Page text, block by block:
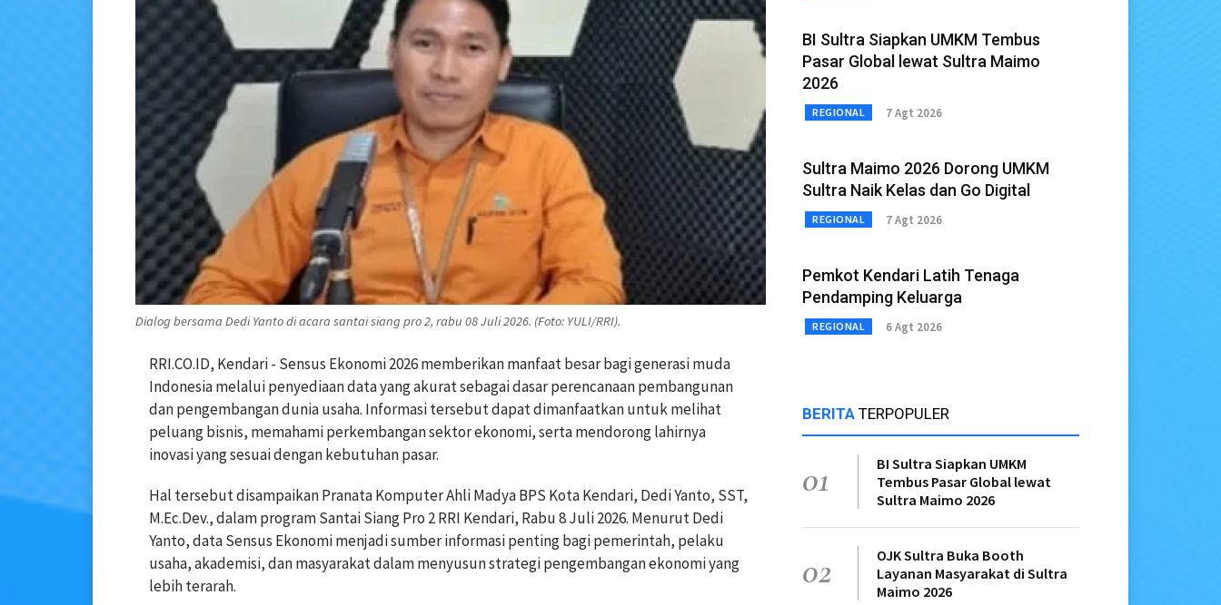
Dialog bersama Dedi Yanto di acara santai siang pro 2, rabu 08 Juli 2026. (Foto: YULI/RRI).
RRI.CO.ID, Kendari - Sensus Ekonomi 2026 memberikan manfaat besar bagi generasi muda
Indonesia melalui penyediaan data yang akurat sebagai dasar perencanaan pembangunan
dan pengembangan dunia usaha. Informasi tersebut dapat dimanfaatkan untuk melihat
peluang bisnis, memahami perkembangan sektor ekonomi, serta mendorong lahirnya
inovasi yang sesuai dengan kebutuhan pasar.
Hal tersebut disampaikan Pranata Komputer Ahli Madya BPS Kota Kendari, Dedi Yanto, SST,
M.Ec.Dev., dalam program Santai Siang Pro 2 RRI Kendari, Rabu 8 Juli 2026. Menurut Dedi
Yanto, data Sensus Ekonomi menjadi sumber informasi penting bagi pemerintah, pelaku
usaha, akademisi, dan masyarakat dalam menyusun strategi pengembangan ekonomi yang
lebih terarah.
BI Sultra Siapkan UMKM Tembus
Pasar Global lewat Sultra Maimo
2026
REGIONAL 7 Agt 2026
Sultra Maimo 2026 Dorong UMKM
Sultra Naik Kelas dan Go Digital
REGIONAL 7 Agt 2026
Pemkot Kendari Latih Tenaga
Pendamping Keluarga
REGIONAL 6 Agt 2026
BERITA TERPOPULER
01
BI Sultra Siapkan UMKM
Tembus Pasar Global lewat
Sultra Maimo 2026
02
OJK Sultra Buka Booth
Layanan Masyarakat di Sultra
Maimo 2026